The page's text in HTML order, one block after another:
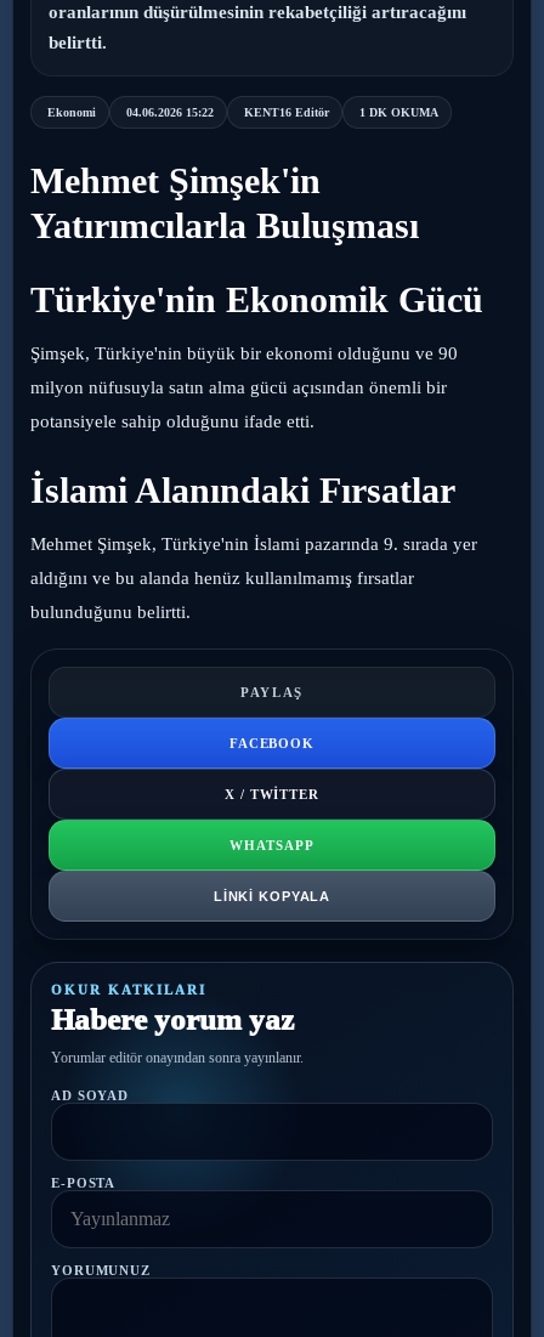
oranlarının düşürülmesinin rekabetçiliği artıracağını
belirtti.
Ekonomi 04.06.2026 15:22 KENT16 Editör 1 DK OKUMA
Mehmet Şimşek'in
Yatırımcılarla Buluşması
Türkiye'nin Ekonomik Gücü
Şimşek, Türkiye'nin büyük bir ekonomi olduğunu ve 90
milyon nüfusuyla satın alma gücü açısından önemli bir
potansiyele sahip olduğunu ifade etti.
İslami Alanındaki Fırsatlar
Mehmet Şimşek, Türkiye'nin İslami pazarında 9. sırada yer
aldığını ve bu alanda henüz kullanılmamış fırsatlar
bulunduğunu belirtti.
PAYLAŞ
FACEBOOK
X / TWITTER
WHATSAPP
LINKI KOPYALA
OKUR KATKILARI
Habere yorum yaz
Yorumlar editör onayından sonra yayınlanır.
AD SOYAD
E-POSTA
YORUMUNUZ